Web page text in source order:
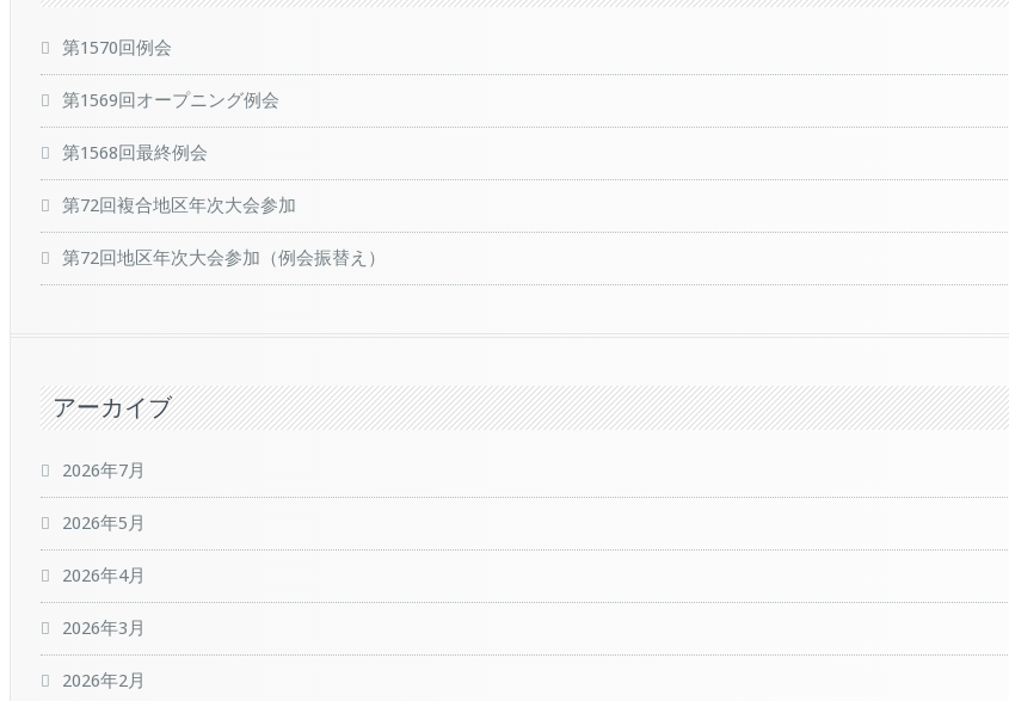
第1570回例会
第1569回オープニング例会
第1568回最終例会
第72回複合地区年次大会参加
第72回地区年次大会参加（例会振替え）
アーカイブ
2026年7月
2026年5月
2026年4月
2026年3月
2026年2月